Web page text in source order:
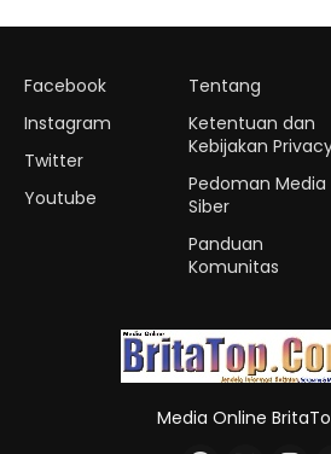
Facebook
Instagram
Twitter
Youtube
Tentang
Ketentuan dan
Kebijakan
Pedoman Media
Siber
Panduan
Komunitas
Media Online